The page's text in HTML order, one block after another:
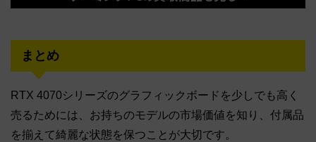
まとめ
RTX 4070シリーズのグラフィックボードを少しでも高く
売るためには、お持ちのモデルの市場価値を知り、付属品
を揃えて綺麗な状態を保つことが大切です。